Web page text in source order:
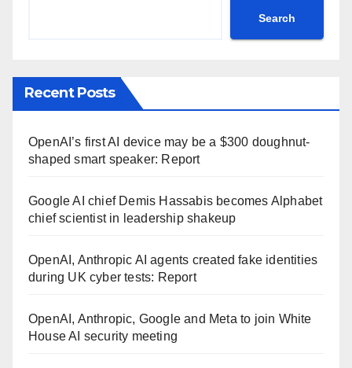
Search
Recent Posts
OpenAI’s first AI device may be a $300 doughnut-
shaped smart speaker: Report
Google AI chief Demis Hassabis becomes Alphabet
chief scientist in leadership shakeup
OpenAI, Anthropic AI agents created fake identities
during UK cyber tests: Report
OpenAI, Anthropic, Google and Meta to join White
House AI security meeting